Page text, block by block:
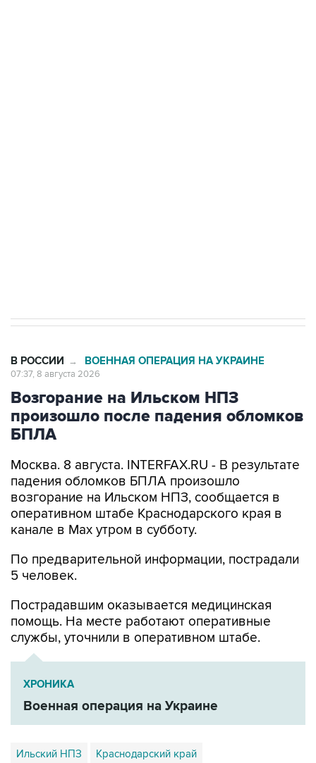
В РОССИИ → ВОЕННАЯ ОПЕРАЦИЯ НА УКРАИНЕ
07:37, 8 августа 2026
Возгорание на Ильском НПЗ
произошло после падения обломков
БПЛА
Москва. 8 августа. INTERFAX.RU - В результате
падения обломков БПЛА произошло
возгорание на Ильском НПЗ, сообщается в
оперативном штабе Краснодарского края в
канале в Max утром в субботу.
По предварительной информации, пострадали
5 человек.
Пострадавшим оказывается медицинская
помощь. На месте работают оперативные
службы, уточнили в оперативном штабе.
ХРОНИКА
Военная операция на Украине
Ильский НПЗ Краснодарский край